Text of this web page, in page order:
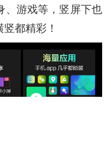
、游戏等，竖屏下也
都精彩！